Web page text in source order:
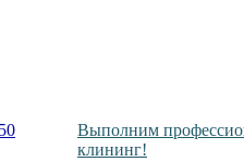
Выполним
клининг!